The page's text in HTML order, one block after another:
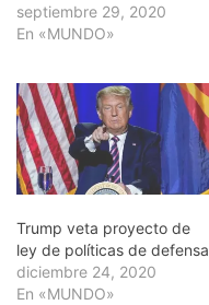
septiembre 29, 2020
En «MUNDO»
Trump veta proyecto de
ley de políticas de defensa
diciembre 24, 2020
En «MUNDO»